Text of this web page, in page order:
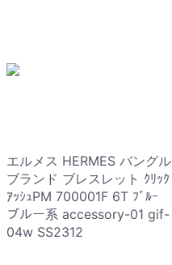
エルメス HERMES バングル
ブランド ブレスレット ｸﾘｯｸ
ｱｯｼｭPM 700001F 6T ﾌﾞﾙｰ
ブルー系 accessory-01 gif-
04w SS2312